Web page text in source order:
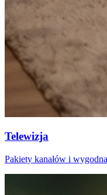
Telewizja
Pakiety kanałów i